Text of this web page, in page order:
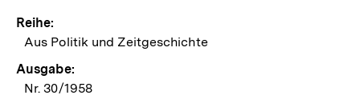
Reihe:
Aus Politik und Zeitgeschichte
Ausgabe:
Nr. 30/1958